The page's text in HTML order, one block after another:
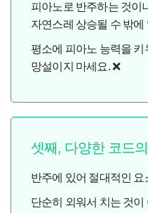
피아노로 반주하는 것이
자연스레 상승될 수 밖에
평소에 피아노 능력을
망설이지 마세요. ❌
셋째, 다양한 코드
반주에 있어 절대적인 요
단순히 외워서 치는 것